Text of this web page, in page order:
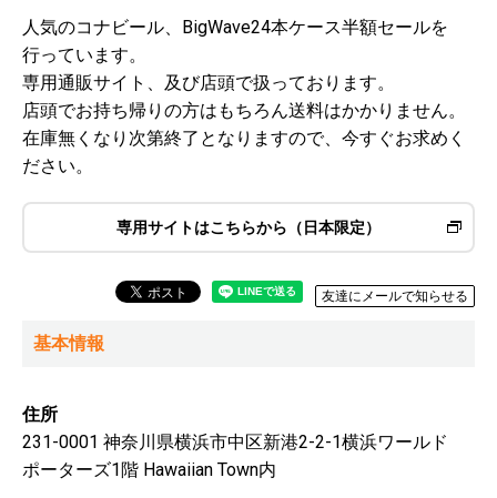
人気のコナビール、BigWave24本ケース半額セールを
行っています。
専用通販サイト、及び店頭で扱っております。
店頭でお持ち帰りの方はもちろん送料はかかりません。
在庫無くなり次第終了となりますので、今すぐお求めく
ださい。
専用サイトはこちらから（日本限定）
友達にメールで知らせる
基本情報
住所
231-0001 神奈川県横浜市中区新港2-2-1横浜ワールド
ポーターズ1階 Hawaiian Town内